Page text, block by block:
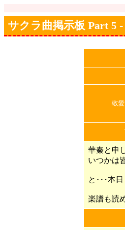
サクラ曲掲示板 Part 5
敬
華秦と申
いつかは
と･･･本
楽譜も読